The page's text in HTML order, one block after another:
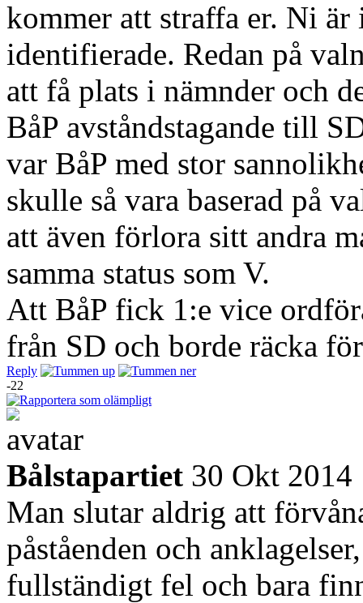
kommer att straffa er. Ni är
identifierade. Redan på
att få plats i nämnder och
BåP avståndstagande till
var BåP med stor
skulle så vara baserad på
att även förlora sitt andra
samma status som V.
Att BåP fick 1:e vice
från SD och borde räcka
Reply
-22
Bålstapartiet 30 Okt 2014
Man slutar aldrig att
påståenden och
fullständigt fel och bara